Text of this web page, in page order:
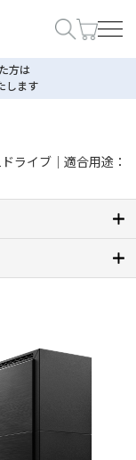
方は
します
ライブ｜適合用途：